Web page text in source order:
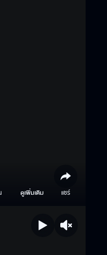
ดูเพิ่มเติม แชร์